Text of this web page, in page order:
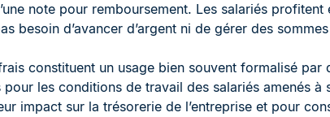
note pour remboursement. Les salariés
besoin d’avancer d’argent ni de gérer des
constituent un usage bien souvent formalisé par
les conditions de travail des salariés amenés à
impact sur la trésorerie de l’entreprise et pour